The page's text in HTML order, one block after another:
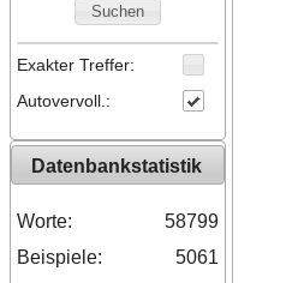
Suchen
Exakter Treffer:
Autovervoll.:
Datenbankstatistik
Worte:
58799
Beispiele:
5061